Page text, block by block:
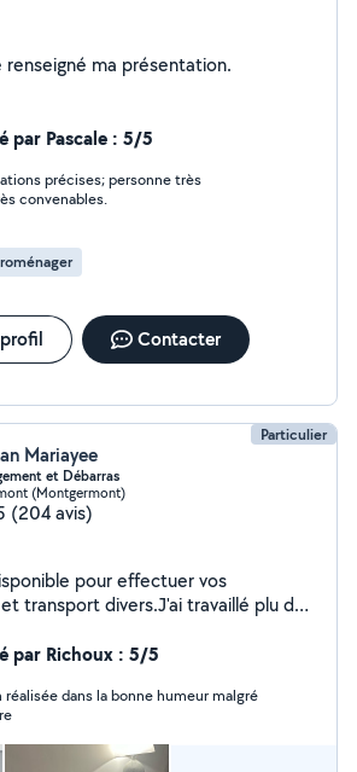
Je n'ai pas encore renseigné ma présentation.
par Pascale : 5/5
précises; personne très
convenables.
Contacter
Particulier
Mariayee
et Débarras
(Montgermont)
(204 avis)
pour effectuer vos
transport divers.J'ai travaillé plu de
de meubles et également
mobilier . Toujours prêt à rendre
par Richoux : 5/5
dans la bonne humeur malgré